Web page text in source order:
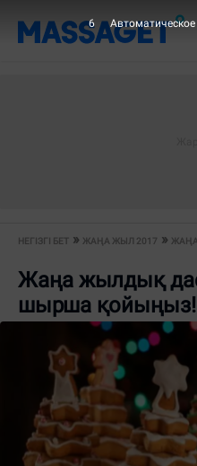
НЕГІЗГІ БЕТ ЖАҢА ЖЫЛ 2017
Жаңа жылдық
шырша қойыңыз!
5